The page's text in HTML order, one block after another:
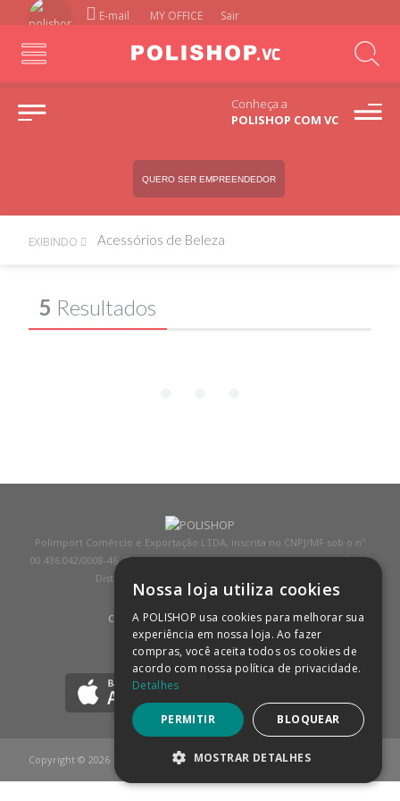
E-mail MY OFFICE Sair
Conheça a
POLISHOP COM VC
QUERO SER EMPREENDEDOR
EXIBINDO Acessórios de Beleza
5 Resultados
Polimport Comércio e Exportação LTDA, inscrita no CNPJ/MF sob o nº
00.436.042/0008-46, IE 407.458.707.103, com sede na Rua Kanebo, nº 175,
Distrito Industrial, Jundiaí/SP, CEP: 13213-090
COMPRA 100% SEGURA (SAIBA MAIS)
BAIXE NOSSO APP
Copyright © 2026
Nossa loja utiliza cookies
A POLISHOP usa cookies para melhorar sua
experiência em nossa loja. Ao fazer
compras, você aceita todos os cookies de
acordo com nossa política de privacidade.
Detalhes
PERMITIR BLOQUEAR
MOSTRAR DETALHES
ESTRITAMENTE NECESSÁRIOS